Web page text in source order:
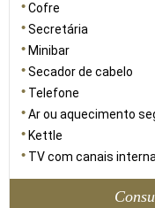
Cofre
Secretária
Minibar
Secador de cabelo
Telefone
Ar ou aquecimento
Kettle
TV com canais